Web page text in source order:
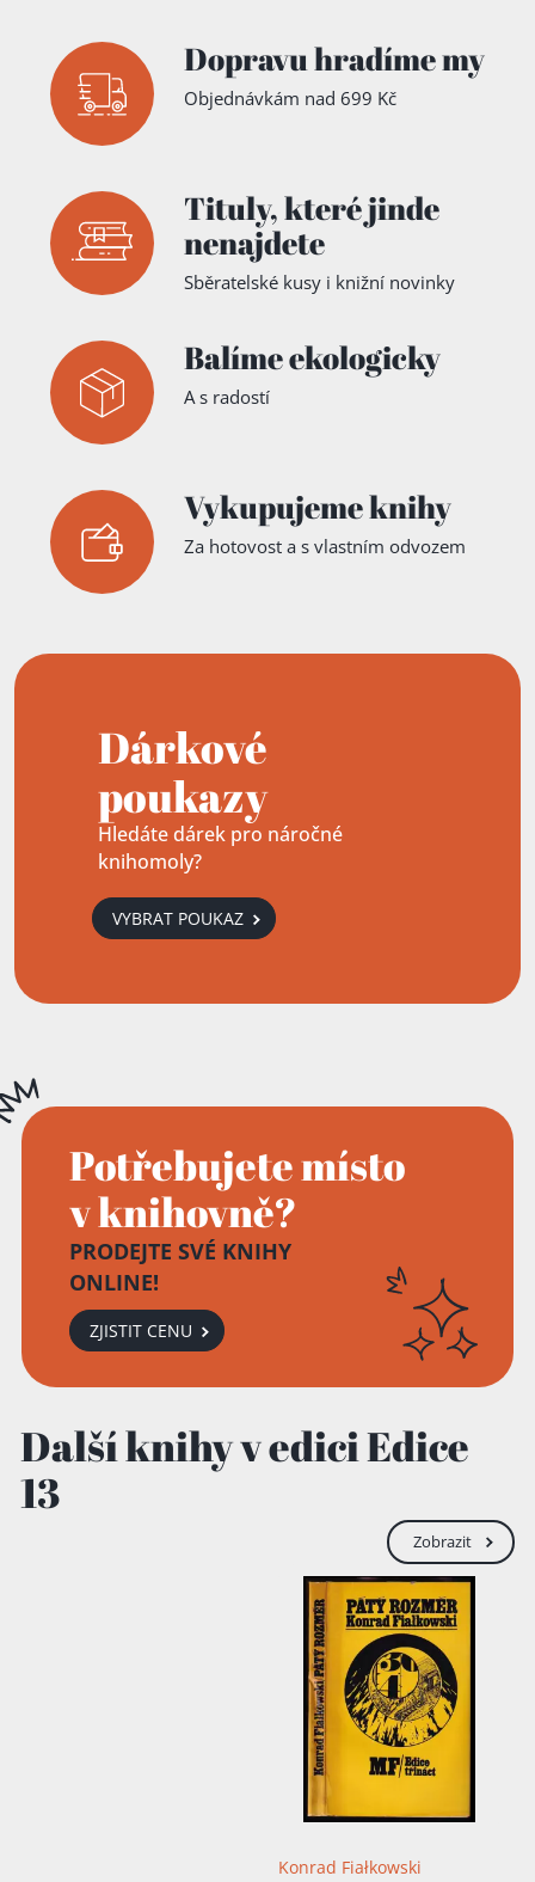
Dopravu hradíme my
Objednávkám nad 699 Kč
Tituly,které jinde
nenajdete
Sběratelské kusy i knižní novinky
Balíme ekologicky
A s radostí
Vykupujeme knihy
Za hotovost a s vlastním odvozem
Dárkové
poukazy
Hledáte dárek pro náročné
knihomoly?
VYBRAT POUKAZ
Potřebujete místo
v knihovně?
PRODEJTE SVÉ KNIHY
ONLINE!
ZJISTIT CENU
Další knihy v edici Edice
13
Zobrazit
Konrad Fiałkowski